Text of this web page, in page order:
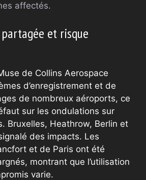
affectés.
et risque
de Collins Aerospace
d’enregistrement et de
de nombreux aéroports, ce
sur les ondulations sur
Bruxelles, Heathrow, Berlin et
des impacts. Les
et de Paris ont été
montrant que l’utilisation
varie.